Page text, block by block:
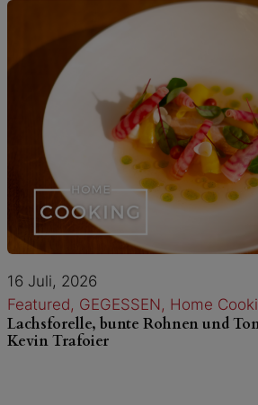
16 Juli, 2026
Featured, GEGESSEN , Home
Lachsforelle, bunte Rohnen und
Kevin Trafoier